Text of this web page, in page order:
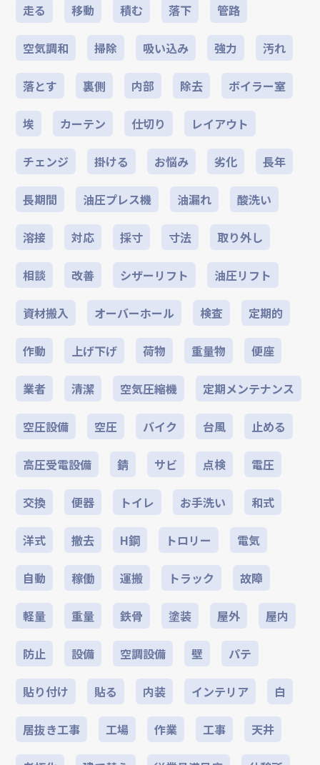
走る 移動 積む 落下 管路
空気調和 掃除 吸い込み 強力 汚れ
落とす 裏側 内部 除去 ボイラー室
埃 カーテン 仕切り レイアウト
チェンジ 掛ける お悩み 劣化 長年
長期間 油圧プレス機 油漏れ 酸洗い
溶接 対応 採寸 寸法 取り外し
相談 改善 シザーリフト 油圧リフト
資材搬入 オーバーホール 検査 定期的
作動 上げ下げ 荷物 重量物 便座
業者 清潔 空気圧縮機 定期メンテナンス
空圧設備 空圧 バイク 台風 止める
高圧受電設備 錆 サビ 点検 電圧
交換 便器 トイレ お手洗い 和式
洋式 撤去 H鋼 トロリー 電気
自動 稼働 運搬 トラック 故障
軽量 重量 鉄骨 塗装 屋外 屋内
防止 設備 空調設備 壁 パテ
貼り付け 貼る 内装 インテリア 白
居抜き工事 工場 作業 工事 天井